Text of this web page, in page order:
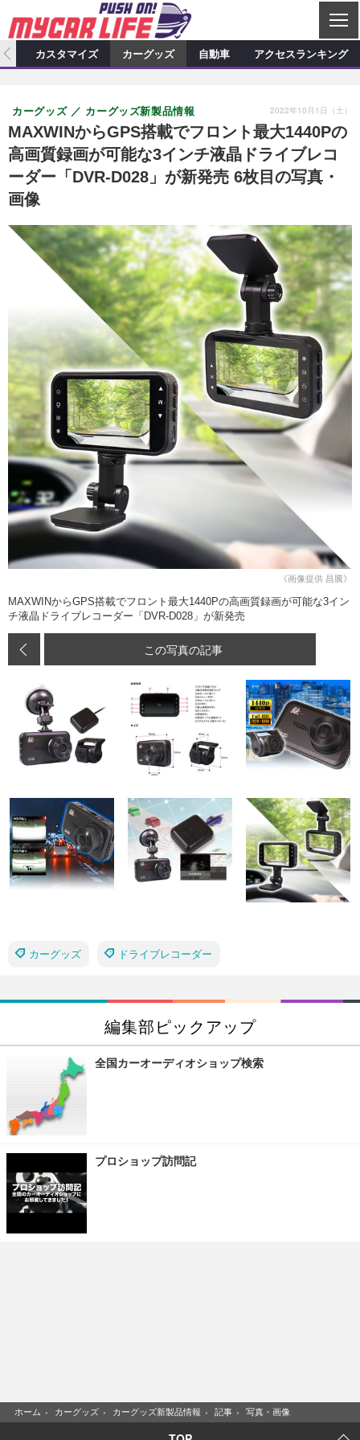
C
L
S
カーオーディオ
プロショップ検索 ショップ訪問記
カーオーディオニュース デモカー製作記
その他
カスタマイズ特集記事 カスタマイズ新製品情報
カスタマイズニュース
カーグッズ
カーグッズ特集記事 カーグッズ新製品情報
自動車
スクープ
アクセスランキング
カスタマイズ カーグッズ 自動車 アクセスランキング
MAXWINからGPS搭載でフロント最大1440Pの
高画質録画が可能な3インチ液晶ドライブレコ
ーダー「DVR-D028」が新発売 6枚目の写真・
画像
カーグッズ カーグッズ新製品情報 2022年10月1日（土）
《画像提供 昌騰》
MAXWINからGPS搭載でフロント最大1440Pの高画質録画が可能な3イン
チ液晶ドライブレコーダー「DVR-D028」が新発売
この写真の記事
カーグッズ ドライブレコーダー
編集部ピックアップ
全国カーオーディオショップ検索
プロショップ訪問記
ホーム › カーグッズ › カーグッズ新製品情報 › 記事 › 写真・画像